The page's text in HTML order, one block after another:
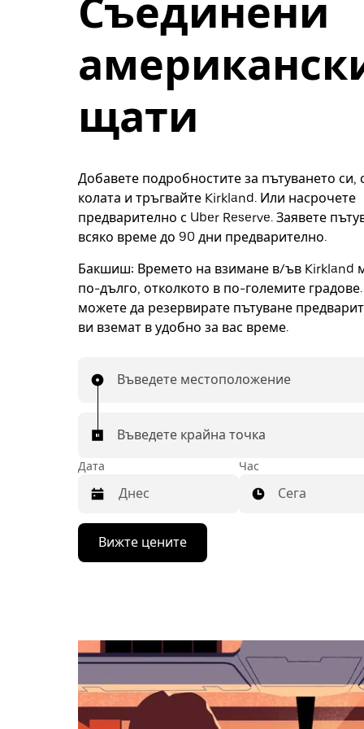
Съединени
щати
Добавете подробностите за пътуването си,
колата и тръгвайте Kirkland. Или насрочете
предварително с Uber Reserve. Заявете
всяко време до 90 дни предварително.
Бакшиш: Времето на взимане в/ъв Kirkland
по-дълго, отколкото в по-големите градове.
можете да резервирате пътуване
ви вземат в удобно за вас време.
Въведете местоположение
Въведете крайна точка
Дата
Натиснете
бутона
със
календара
и
изберете
дата.
Натиснете
Час
Сега
Вижте цените